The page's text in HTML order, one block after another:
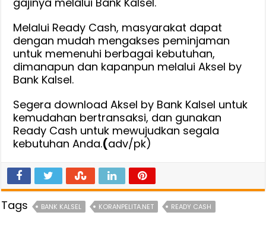
Melalui Ready Cash, masyarakat dapat
dengan mudah mengakses peminjaman
untuk memenuhi berbagai kebutuhan,
dimanapun dan kapanpun melalui Aksel by
Bank Kalsel.
Segera download Aksel by Bank Kalsel untuk
kemudahan bertransaksi, dan gunakan
Ready Cash untuk mewujudkan segala
kebutuhan Anda.(adv/pk)
Tags BANK KALSEL KORANPELITA.NET READY CASH